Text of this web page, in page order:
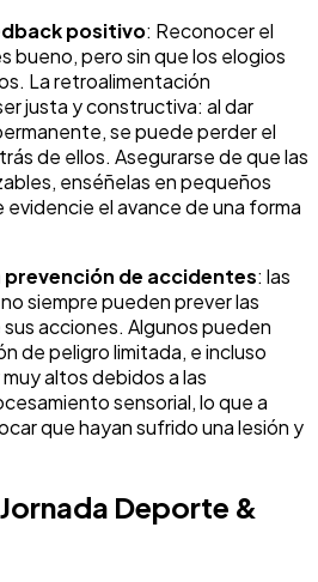
positivo: Reconocer el
bueno, pero sin que los elogios
La retroalimentación
justa y constructiva: al dar
se puede perder el
de ellos. Asegurarse de que las
enséñelas en pequeños
evidencie el avance de una forma
prevención de accidentes: las
siempre pueden prever las
acciones. Algunos pueden
de peligro limitada, e incluso
altos debidos a las
sensorial, lo que a
que hayan sufrido una lesión y
Deporte &